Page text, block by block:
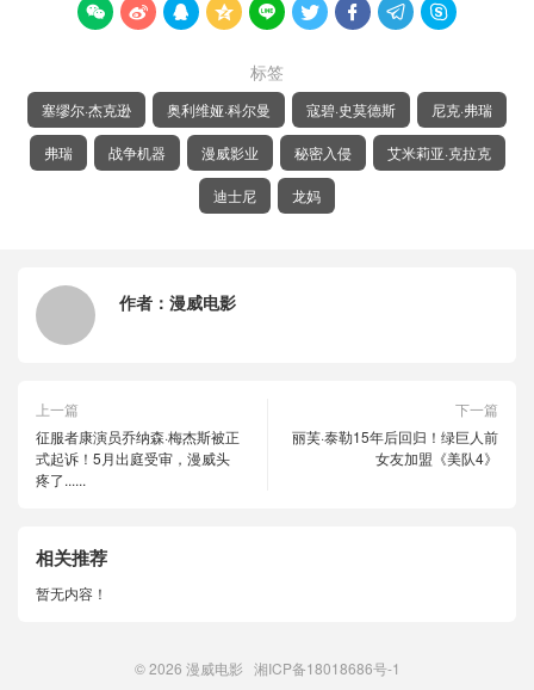
        
标签
塞缪尔·杰克逊 奥利维娅·科尔曼 寇碧·史莫德斯 尼克·弗瑞
弗瑞 战争机器 漫威影业 秘密入侵 艾米莉亚·克拉克
迪士尼 龙妈
作者： 漫威电影
上一篇
征服者康演员乔纳森·梅杰斯被正
式起诉！5月出庭受审，漫威头
疼了......
下一篇
丽芙·泰勒15年后回归！绿巨人前
女友加盟《美队4》
相关推荐
暂无内容！
© 2026 漫威电影 湘ICP备18018686号-1